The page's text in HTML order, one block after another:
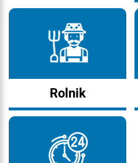
Rolnik